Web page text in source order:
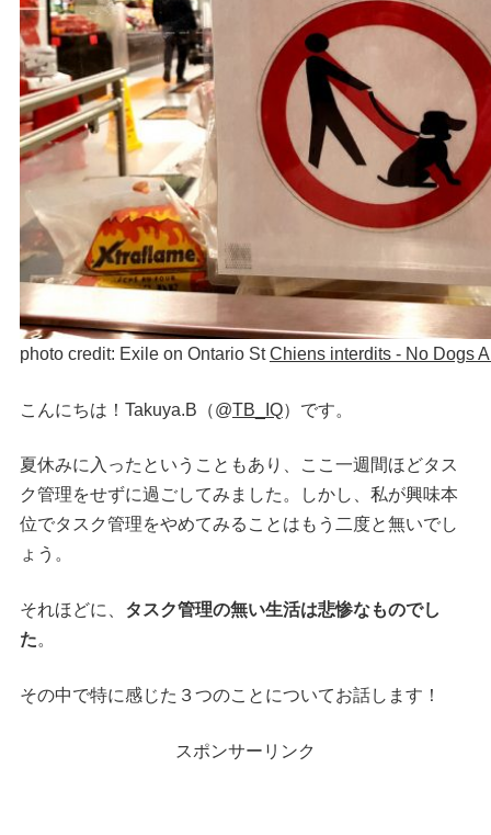
photo credit: Exile on Ontario StChiens interdits - No Dogs
こんにちは！Takuya.B（@TB_IQ）です。
夏休みに入ったということもあり、ここ一週間ほどタス
ク管理をせずに過ごしてみました。しかし、私が興味本
位でタスク管理をやめてみることはもう二度と無いでし
ょう。
それほどに、 タスク管理の無い生活は悲惨なものでし
た。
その中で特に感じた３つのことについてお話します！
スポンサーリンク